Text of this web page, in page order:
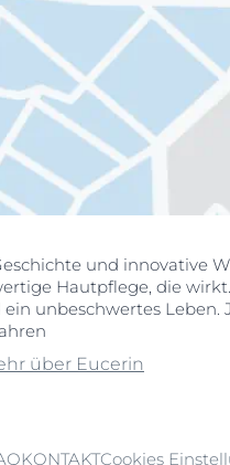
und innovative
Hautpflege, die
unbeschwertes Leben.
über Eucerin
KONTAKTCookies